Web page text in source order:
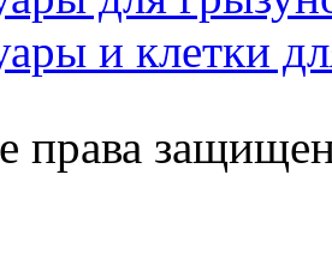
и клетки
права